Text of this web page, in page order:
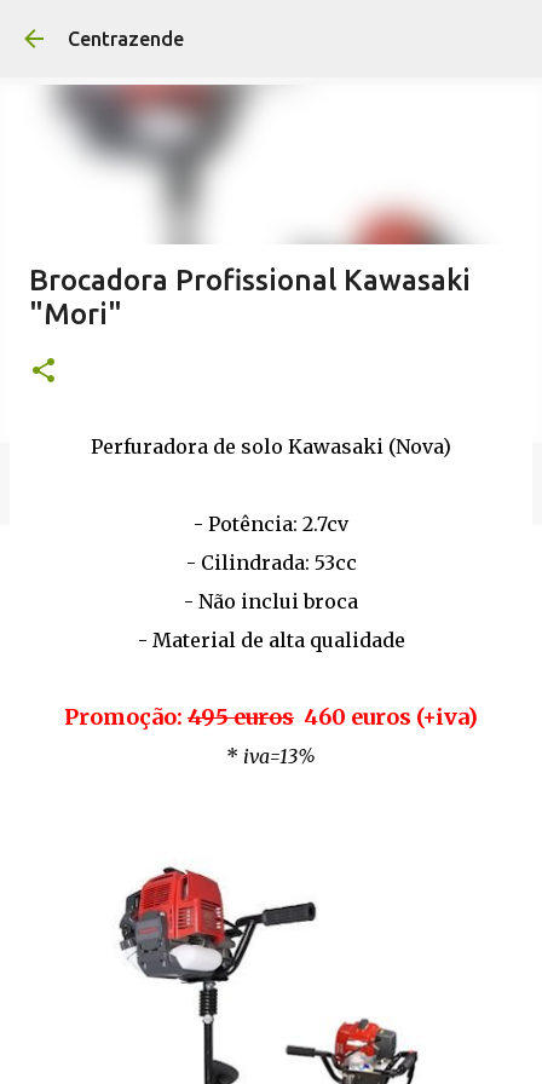
Centrazende
Brocadora Profissional Kawasaki
"Mori"
Perfuradora de solo Kawasaki (Nova)
- Potência: 2.7cv
- Cilindrada: 53cc
- Não inclui broca
- Material de alta qualidade
Promoção: 495 euros 460 euros (+iva)
* iva=13%